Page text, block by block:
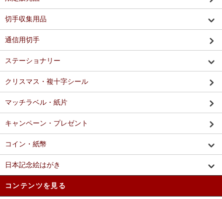
切手収集用品
通信用切手
ステーショナリー
クリスマス・複十字シール
マッチラベル・紙片
キャンペーン・プレゼント
コイン・紙幣
日本記念絵はがき
コンテンツを見る